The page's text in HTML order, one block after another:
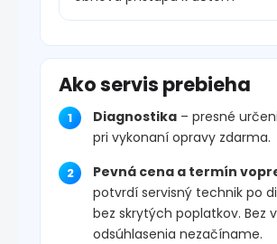
Ako servis prebieha
Diagnostika – presné
pri vykonaní opravy zdarma.
Pevná cena a termín
potvrdí servisný technik po
bez skrytých poplatkov. Bez
odsúhlasenia nezačíname.